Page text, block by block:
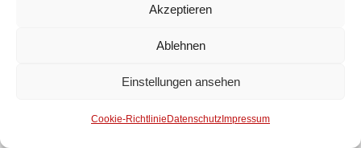
Akzeptieren
Ablehnen
Einstellungen ansehen
Cookie-Richtlinie Datenschutz Impressum
Anmelden